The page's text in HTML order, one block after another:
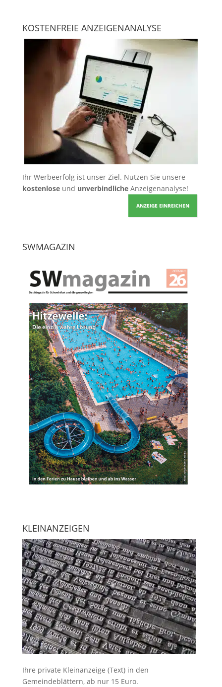
KOSTENFREIE ANZEIGENANALYSE
Ihr Werbeerfolg ist unser Ziel. Nutzen Sie unsere
kostenloseund unverbindlicheAnzeigenanalyse!
ANZEIGE EINREICHEN
SWMAGAZIN
KLEINANZEIGEN
Ihre private Kleinanzeige (Text) in den
Gemeindeblättern, ab nur 15 Euro.